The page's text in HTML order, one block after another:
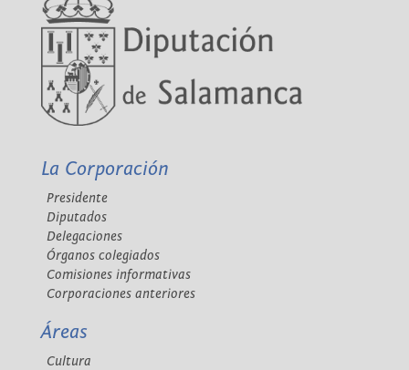
La Corporación
Presidente
Diputados
Delegaciones
Órganos colegiados
Comisiones informativas
Corporaciones anteriores
Áreas
Cultura